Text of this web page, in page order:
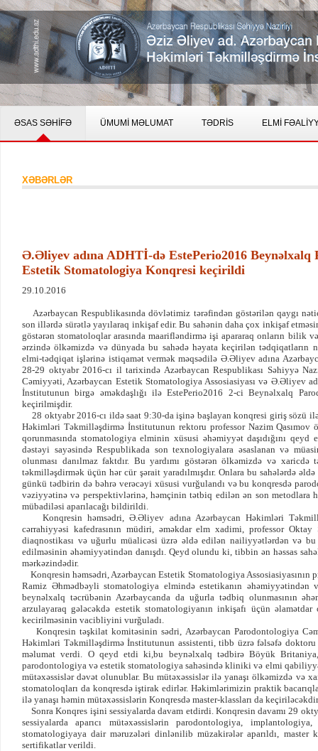
ƏSAS SƏHİFƏ ÜMUMİ MƏLUMAT TƏDRİS ELMİ
XƏBƏRLƏR
Ə.Əliyev adına ADHTİ-də EstePerio2016 Beynəlxalq
Estetik Stomatologiya Konqresi keçirildi
29.10.2016
Azərbaycan Respublikasında dövlətimiz tərəfindən göstərilən qaygı
son illərdə sürətlə yayılaraq inkişaf edir. Bu sahənin daha çox inkişaf
göstərən stomatoloqlar arasında maarifləndirmə işi apararaq onların
ərzində ölkəmizdə və dünyada bu sahədə həyata keçirilən tədqiqatların
elmi-tədqiqat işlərinə istiqamət vermək məqsədilə Ə.Əliyev adına
28-29 oktyabr 2016-cı il tarixində Azərbaycan Respublikası Səhiyyə
Cəmiyyəti, Azərbaycan Estetik Stomatologiya Assosiasiyası və Ə.Əliyev
İnstitutunun birgə əməkdaşlığı ilə EstePerio2016 2-ci Beynəlxalq
keçirilmişdir.
28 oktyabr 2016-cı ildə saat 9:30-da işinə başlayan konqresi giriş sözü
Həkimləri Təkmilləşdirmə İnstitutunun rektoru professor Nazim Qasımov
qorunmasında stomatologiya elminin xüsusi əhəmiyyət daşıdığını
dəstəyi sayəsində Respublikada son texnologiyalara əsaslanan və
olunması danılmaz faktdır. Bu yardımı göstərən ölkəmizdə və xaricdə
təkmilləşdirmək üçün hər cür şərait yaradılmışdır. Onlara bu sahələrdə
günkü tədbirin də bəhrə verəcəyi xüsusi vurğulandı və bu konqresdə
vəziyyətinə və perspektivlərinə, həmçinin tətbiq edilən ən son metodlara
mübadiləsi aparılacağı bildirildi.
Konqresin həmsədri, Ə.Əliyev adına Azərbaycan Həkimləri
cərrahiyyəsi kafedrasının müdiri, əməkdar elm xadimi, professor
diaqnostikası və uğurlu müalicəsi üzrə əldə edilən nailiyyətlərdən və
edilməsinin əhəmiyyətindən danışdı. Qeyd olundu ki, tibbin ən həssas
mərkəzindədir.
Konqresin həmsədri, Azərbaycan Estetik Stomatologiya
Ramiz Əhmədbəyli stomatologiya elmində estetikanın əhəmiyyətindən
beynəlxalq təcrübənin Azərbaycanda da uğurla tədbiq olunmasının
arzulayaraq gələcəkdə estetik stomatologiyanın inkişafı üçün
kecirilməsinin vacibliyini vurğuladı.
Konqresin təşkilat komitəsinin sədri, Azərbaycan Parodontologiya
Həkimləri Təkmilləşdirmə İnstitutunun assistenti, tibb üzrə fəlsəfə
məlumat verdi. O qeyd etdi ki,bu beynəlxalq tədbirə Böyük
parodontologiya və estetik stomatologiya sahəsində kliniki və elmi
mütəxəssislər dəvət olunublar. Bu mütəxəssislər ilə yanaşı ölkəmizdə və
stomatoloqları da konqresdə iştirak edirlər. Həkimlərimizin praktik
ilə yanaşı həmin mütəxəssislərin Konqresdə master-klassları da
Sonra Konqres işini sessiyalarda davam etdirdi. Konqresin davamı 29
sessiyalarda aparıcı mütəxəssislərin parodontologiya,
stomatologiyaya dair məruzələri dinlənilib müzakirələr aparıldı, master
sertifikatlar verildi.